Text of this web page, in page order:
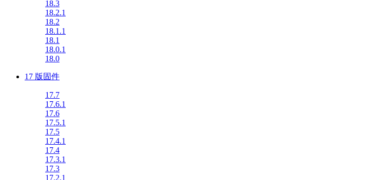
18.3
18.2.1
18.2
18.1.1
18.1
18.0.1
18.0
17 版固件
17.7
17.6.1
17.6
17.5.1
17.5
17.4.1
17.4
17.3.1
17.3
17.2.1